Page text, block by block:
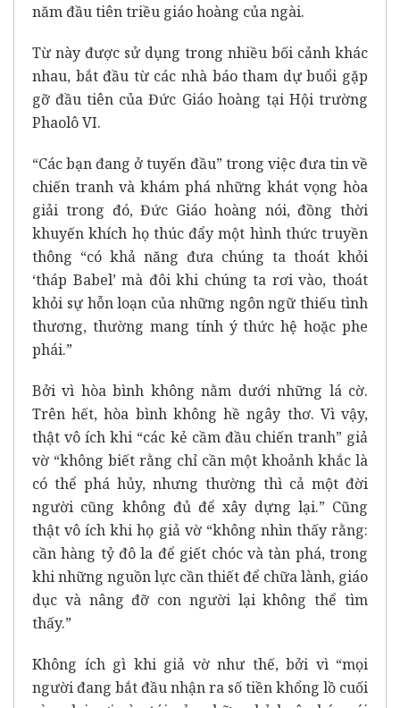
năm đầu tiên triều giáo hoàng của ngài.
Từ này được sử dụng trong nhiều bối cảnh khác
nhau, bắt đầu từ các nhà báo tham dự buổi gặp
gỡ đầu tiên củaĐức Giáo hoàng tại Hội trường
Phaolô VI.
“Các bạn đang ở tuyến đầu” trong việc đưa tin về
chiến tranh và khám phá những khát vọng hòa
giải trong đó, Đức Giáo hoàng nói, đồng thời
khuyến khích họ thúc đẩy một hình thức truyền
thông “có khả năng đưa chúng ta thoát khỏi
‘tháp Babel’ mà đôi khi chúng ta rơi vào, thoát
khỏi sự hỗn loạn của những ngôn ngữ thiếu tình
thương, thường mang tính ý thức hệ hoặc phe
phái.”
Bởi vì hòa bình không nằm dưới những lá cờ.
Trên hết, hòa bình không hề ngây thơ. Vì vậy,
thật vô ích khi “các kẻ cầm đầu chiến tranh” giả
vờ “không biết rằng chỉ cần một khoảnh khắc là
có thể phá hủy, nhưng thường thì cả một đời
người cũng không đủ để xây dựng lại.” Cũng
thật vô ích khi họ giả vờ “không nhìn thấy rằng:
cần hàng tỷ đô la để giết chóc và tàn phá, trong
khi những nguồn lực cần thiết để chữa lành, giáo
dục và nâng đỡ con người lại không thể tìm
thấy.”
Không ích gì khi giả vờ như thế, bởi vì “mọi
người đang bắt đầu nhận ra số tiền khổng lồ cuối